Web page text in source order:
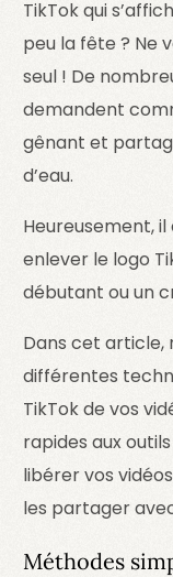
TikTok qui
peu la fête ? Ne
seul ! De
demandent
gênant et
d’eau.
Heureusement,
enlever le logo
débutant ou un
Dans cet article,
différentes
TikTok de vos
rapides aux
libérer vos
les partager
Méthodes